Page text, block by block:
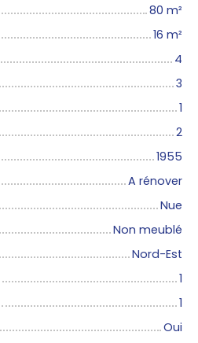
80 m²
16 m²
4
3
1
2
1955
A rénover
Nue
Non meublé
Nord-Est
1
1
Oui